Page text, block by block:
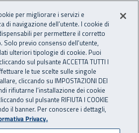
Nazionale
Apri cerca
principale
disponibile
trovato. Per continuare la
ritornare alla
per migliorare i servizi e
di navigazione dell’utente. I cookie di
per permettere il corretto
previo consenso dell’utente,
ulteriori tipologie di cookie. Puoi
sul pulsante ACCETTA TUTTI I
le tue scelte sulle singole
cliccando su IMPOSTAZIONI DEI
rifiutarne l’installazione dei cookie
sul pulsante RIFIUTA I COOKIE
il banner. Per conoscere i dettagli,
Privacy.